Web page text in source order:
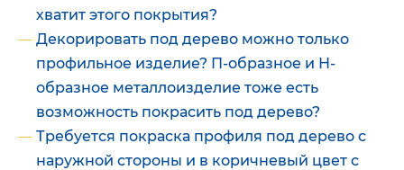
хватит этого покрытия?
Декорировать под дерево можно только
профильное изделие? П-образное и Н-
образное металлоизделие тоже есть
возможность покрасить под дерево?
Требуется покраска профиля под дерево с
наружной стороны и в коричневый цвет с